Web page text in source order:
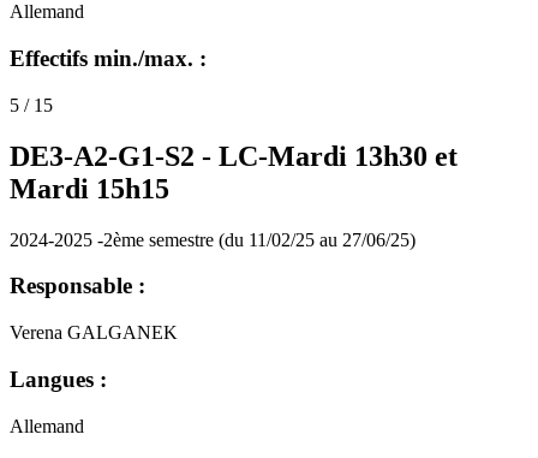
Allemand
Effectifs min./max. :
5 / 15
DE3-A2-G1-S2 - LC-Mardi 13h30 et
Mardi 15h15
2024-2025 -2ème semestre (du 11/02/25 au 27/06/25)
Responsable :
Verena GALGANEK
Langues :
Allemand